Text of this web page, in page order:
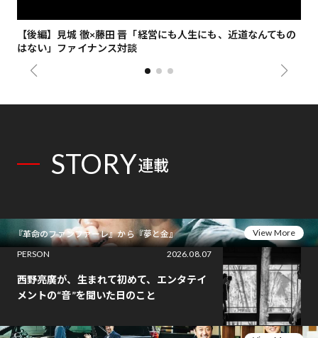
【後編】見城 徹×藤田 晋「経営にも人生にも、近道なんてもの
はない」ファイナンス対談
STORY連載
『革命のファンファーレ』から『夢と金』
View More
PERSON
2026.08.07
西野亮廣が、生まれて初めて、エンタテイ
メントの“音”を聞いた日のこと